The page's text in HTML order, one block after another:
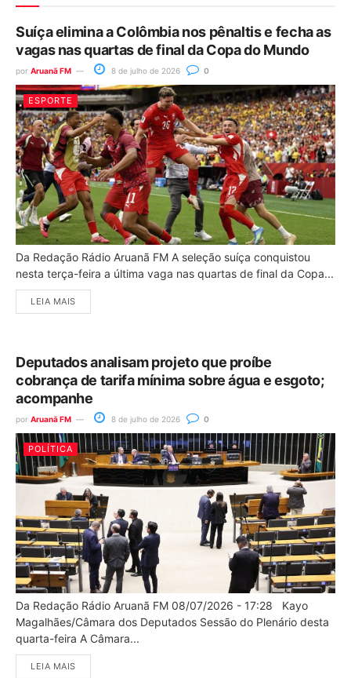
Suíça elimina a Colômbia nos pênaltis e fecha as
vagas nas quartas de final da Copa do Mundo
por Aruanã FM 8 de julho de 2026 0
ESPORTE
Da Redação Rádio Aruanã FM A seleção suíça conquistou
nesta terça-feira a última vaga nas quartas de final da Copa...
LEIA MAIS
Deputados analisam projeto que proíbe
cobrança de tarifa mínima sobre água e esgoto;
acompanhe
por Aruanã FM 8 de julho de 2026 0
POLÍTICA
Da Redação Rádio Aruanã FM 08/07/2026 - 17:28 Kayo
Magalhães/Câmara dos Deputados Sessão do Plenário desta
quarta-feira A Câmara...
LEIA MAIS